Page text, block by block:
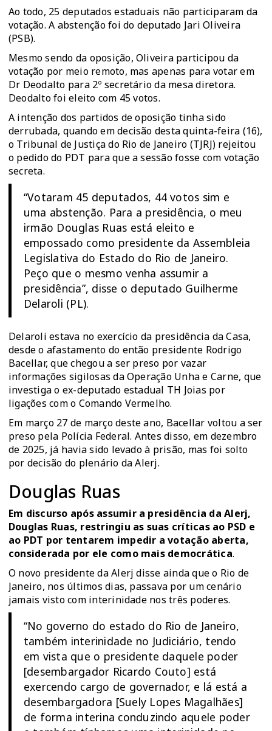
Ao todo, 25 deputados estaduais não participaram da
votação. A abstenção foi do deputado Jari Oliveira
(PSB).
Mesmo sendo da oposição, Oliveira participou da
votação por meio remoto, mas apenas para votar em
Dr Deodalto para 2º secretário da mesa diretora.
Deodalto foi eleito com 45 votos.
A intenção dos partidos de oposição tinha sido
derrubada, quando em decisão desta quinta-feira (16),
o Tribunal de Justiça do Rio de Janeiro (TJRJ) rejeitou
o pedido do PDT para que a sessão fosse com votação
secreta.
“Votaram 45 deputados, 44 votos sim e
uma abstenção. Para a presidência, o meu
irmão Douglas Ruas está eleito e
empossado como presidente da Assembleia
Legislativa do Estado do Rio de Janeiro.
Peço que o mesmo venha assumir a
presidência”, disse o deputado Guilherme
Delaroli (PL).
Delaroli estava no exercício da presidência da Casa,
desde o afastamento do então presidente Rodrigo
Bacellar, que chegou a ser preso por vazar
informações sigilosas da Operação Unha e Carne, que
investiga o ex-deputado estadual TH Joias por
ligações com o Comando Vermelho.
Em março 27 de março deste ano, Bacellar voltou a ser
preso pela Polícia Federal. Antes disso, em dezembro
de 2025, já havia sido levado à prisão, mas foi solto
por decisão do plenário da Alerj.
Douglas Ruas
Em discurso após assumir a presidência da Alerj,
Douglas Ruas, restringiu as suas críticas ao PSD e
ao PDT por tentarem impedir a votação aberta,
considerada por ele como mais democrática.
O novo presidente da Alerj disse ainda que o Rio de
Janeiro, nos últimos dias, passava por um cenário
jamais visto com interinidade nos três poderes.
“No governo do estado do Rio de Janeiro,
também interinidade no Judiciário, tendo
em vista que o presidente daquele poder
[desembargador Ricardo Couto] está
exercendo cargo de governador, e lá está a
desembargadora [Suely Lopes Magalhães]
de forma interina conduzindo aquele poder